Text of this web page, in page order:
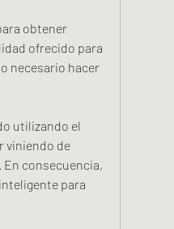
obtener
ofrecido para
necesario hacer
utilizando el
viniendo de
consecuencia,
para